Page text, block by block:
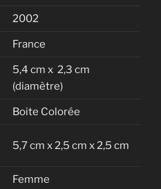
2002
France
5,4 cm x 2,3 cm
(diamètre)
Boite Colorée
5,7 cm x 2,5 cm x 2,5 cm
Femme